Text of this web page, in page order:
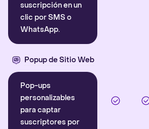
suscripción en un
clic por SMS o
WhatsApp.
Popup de Sitio Web
Pop-ups
personalizables
para captar
suscriptores por